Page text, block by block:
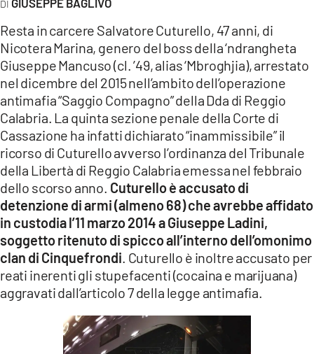
LaC
Network
LACPLAY.IT
LACTV.IT
LACONAIR.IT
LACITYMAG.IT
ILREGGINO.IT
COSENZACHANNEL.IT
ILVIBONESE.IT
CATANZAROCHANNEL.IT
LACAPITALENEWS.IT
Resta in carcere Salvatore Cuturello, 47 anni, di
Nicotera Marina, genero del boss della ‘ndrangheta
Giuseppe Mancuso (cl. ’49, alias ‘Mbroghjia), arrestato
nel dicembre del 2015 nell’ambito dell’operazione
antimafia “Saggio Compagno” della Dda di Reggio
Calabria. La quinta sezione penale della Corte di
Cassazione ha infatti dichiarato “inammissibile” il
ricorso di Cuturello avverso l’ordinanza del Tribunale
della Libertà di Reggio Calabria emessa nel febbraio
dello scorso anno. Cuturello è accusato di
detenzione di armi (almeno 68) che avrebbe affidato
in custodia l’11 marzo 2014 a Giuseppe Ladini,
soggetto ritenuto di spicco all’interno dell’omonimo
clan di Cinquefrondi . Cuturello è inoltre accusato per
reati inerenti gli stupefacenti (cocaina e marijuana)
aggravati dall’articolo 7 della legge antimafia.